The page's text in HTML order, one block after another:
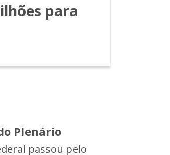
para
Plenário
passou pelo